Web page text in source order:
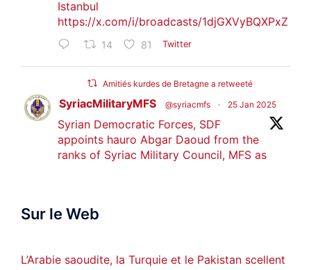
Istanbul
https://x.com/i/broadcasts/1djGXVyBQXPxZ
14 81 Twitter
Amitiés kurdes de Bretagne a retweeté
SyriacMilitaryMFS @syriacmfs · 25 Jan 2025
Syrian Democratic Forces, SDF
appoints hauro Abgar Daoud from the
ranks of Syriac Military Council, MFS as
ܟܫܝܪܘܬܐ ܒܘܠܝܬܐ ܚܘܪܐ ܐܒܓܪ
Sur le Web
L’Arabie saoudite, la Turquie et le Pakistan scellent